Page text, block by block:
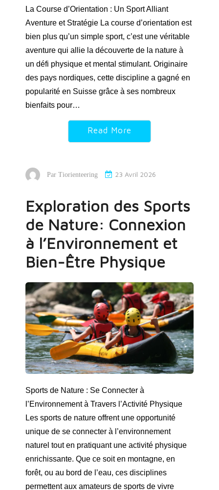
La Course d’Orientation : Un Sport Alliant
Aventure et Stratégie La course d’orientation est
bien plus qu’un simple sport, c’est une véritable
aventure qui allie la découverte de la nature à
un défi physique et mental stimulant. Originaire
des pays nordiques, cette discipline a gagné en
popularité en Suisse grâce à ses nombreux
bienfaits pour…
Read More
Par Tiorienteering 23 Avril 2026
Exploration des Sports
de Nature: Connexion
à l’Environnement et
Bien-Être Physique
Sports de Nature : Se Connecter à
l’Environnement à Travers l’Activité Physique
Les sports de nature offrent une opportunité
unique de se connecter à l’environnement
naturel tout en pratiquant une activité physique
enrichissante. Que ce soit en montagne, en
forêt, ou au bord de l’eau, ces disciplines
permettent aux amateurs de sports de vivre